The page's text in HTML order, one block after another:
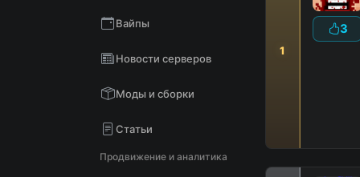
Вайпы
Новости серверов
Моды и сборки
Статьи
Продвижение и аналитика
1
3